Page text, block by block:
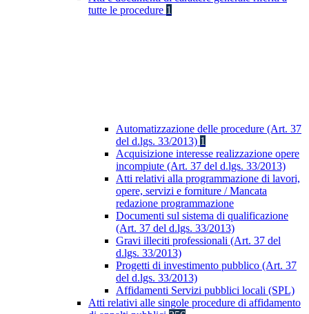
tutte le procedure 1
Automatizzazione delle procedure (Art. 37
del d.lgs. 33/2013) 1
Acquisizione interesse realizzazione opere
incompiute (Art. 37 del d.lgs. 33/2013)
Atti relativi alla programmazione di lavori,
opere, servizi e forniture / Mancata
redazione programmazione
Documenti sul sistema di qualificazione
(Art. 37 del d.lgs. 33/2013)
Gravi illeciti professionali (Art. 37 del
d.lgs. 33/2013)
Progetti di investimento pubblico (Art. 37
del d.lgs. 33/2013)
Affidamenti Servizi pubblici locali (SPL)
Atti relativi alle singole procedure di affidamento